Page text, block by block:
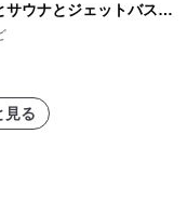
サウナとジェットバス付
Temps AWAJIの連泊
見る